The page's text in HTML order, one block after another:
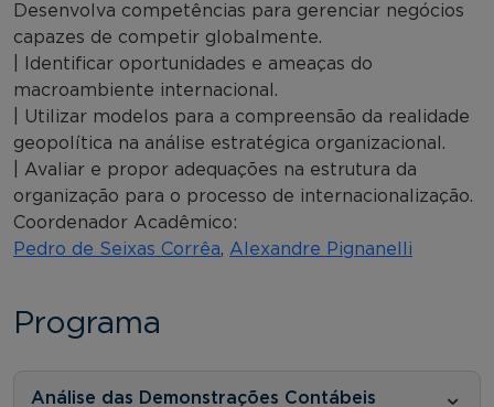
Desenvolva competências para gerenciar negócios
capazes de competir globalmente.
| Identificar oportunidades e ameaças do
macroambiente internacional.
| Utilizar modelos para a compreensão da realidade
geopolítica na análise estratégica organizacional.
| Avaliar e propor adequações na estrutura da
organização para o processo de internacionalização.
Coordenador Acadêmico:
Pedro de Seixas Corrêa, Alexandre Pignanelli
Programa
Análise das Demonstrações Contábeis